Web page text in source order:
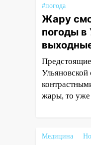
16:12
15:47
вернуть
#погода
Жару
погоды в
жары, то уже
Медицина